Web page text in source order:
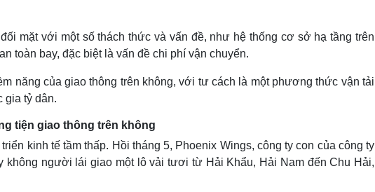
mặt với một số thách thức và vấn đề, như hệ thống cơ sở hạ tầng trên
toàn bay, đặc biệt là vấn đề chi phí vận chuyển.
năng của giao thông trên không, với tư cách là một phương thức vận tải
gia tỷ dân.
tiện giao thông trên không
kinh tế tầm thấp. Hồi tháng 5, Phoenix Wings, công ty con của công ty
không người lái giao một lô vải tươi từ Hải Khẩu, Hải Nam đến Chu Hải,